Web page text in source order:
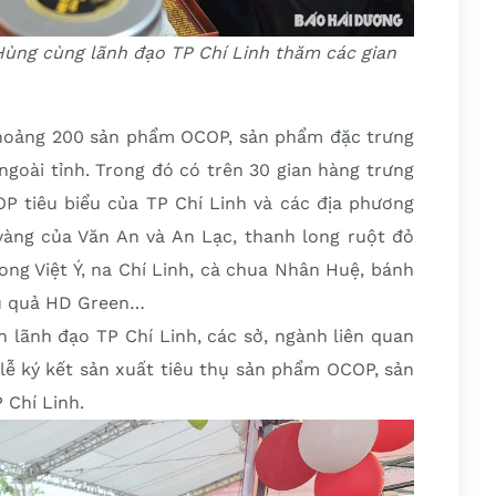
cùng lãnh đạo TP Chí Linh thăm các gian
200 sản phẩm OCOP, sản phẩm đặc trưng
tỉnh. Trong đó có trên 30 gian hàng trưng
tiêu biểu của TP Chí Linh và các địa phương
của Văn An và An Lạc, thanh long ruột đỏ
Việt Ý, na Chí Linh, cà chua Nhân Huệ, bánh
quả HD Green…
đạo TP Chí Linh, các sở, ngành liên quan
ký kết sản xuất tiêu thụ sản phẩm OCOP, sản
Chí Linh.